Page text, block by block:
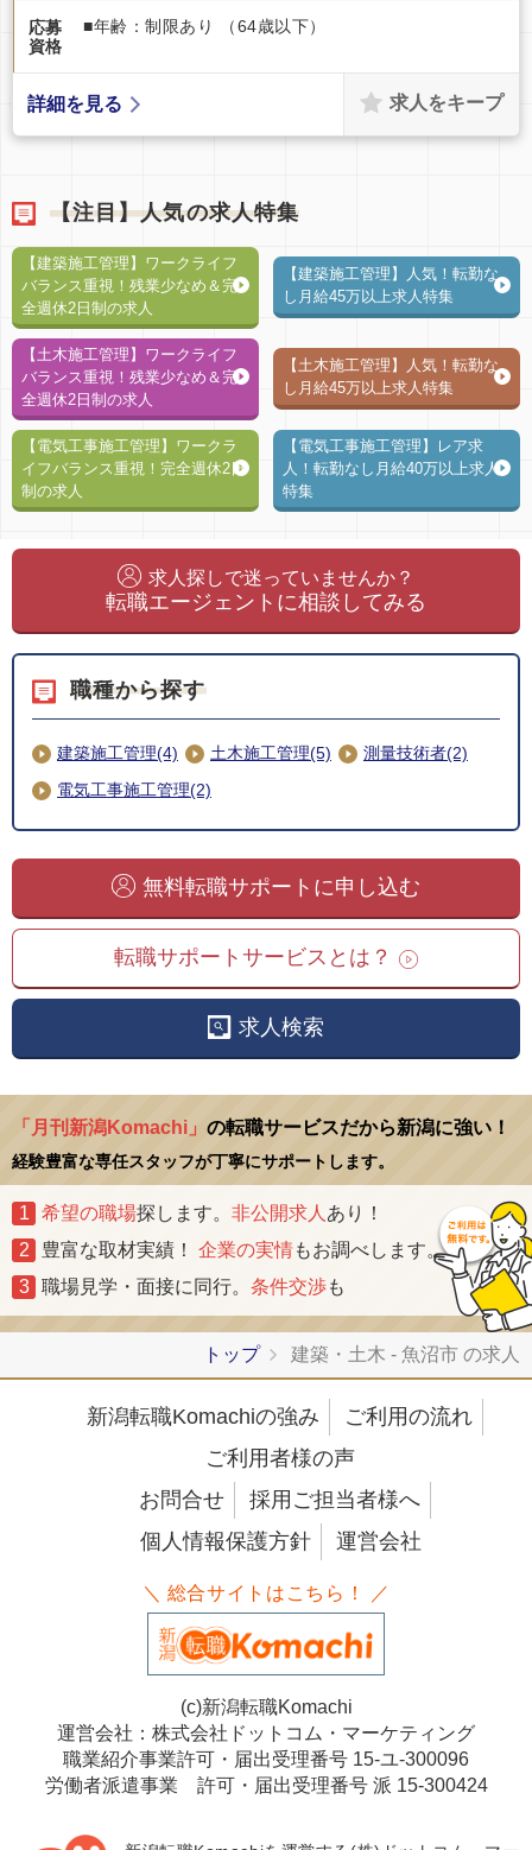
応募
資格
■年齢：制限あり （64歳以下）
詳細を見る 求人をキープ
【注目】人気の求人特集
【建築施工管理】ワークライフ
バランス重視！残業少なめ＆完
全週休2日制の求人
【建築施工管理】人気！転勤な
し月給45万以上求人特集
【土木施工管理】ワークライフ
バランス重視！残業少なめ＆完
全週休2日制の求人
【土木施工管理】人気！転勤な
し月給45万以上求人特集
【電気工事施工管理】ワークラ
イフバランス重視！完全週休2日
制の求人
【電気工事施工管理】レア求
人！転勤なし月給40万以上求人
特集
求人探しで迷っていませんか？
転職エージェントに相談してみる
職種から探す
建築施工管理(4) 土木施工管理(5)
測量技術者(2)
電気工事施工管理(2)
無料転職サポートに申し込む
転職サポートサービスとは？
求人検索
「月刊新潟Komachi」 の転職サービスだから新潟に強い！
経験豊富な専任スタッフが丁寧にサポートします。
1 希望の職場探します。 非公開求人 あり！
2
豊富な取材実績！ 企業の実情もお調べします。
3
職場見学・面接に同行。 条件交渉も
トップ 建築・土木 - 魚沼市 の求人
新潟転職Komachiの強み
ご利用の流れ
ご利用者様の声
お問合せ
採用ご担当者様へ
個人情報保護方針
運営会社
＼ 総合サイトはこちら！ ／
(c)新潟転職Komachi
運営会社：株式会社ドットコム・マーケティング
職業紹介事業許可・届出受理番号 15-ユ-300096
労働者派遣事業 許可・届出受理番号 派 15-300424